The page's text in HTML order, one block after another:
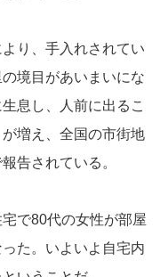
り、手入れされてい
境目があいまいにな
息し、人前に出るこ
増え、全国の市街地
告されている。
で80代の女性が部屋
た。いよいよ自宅内